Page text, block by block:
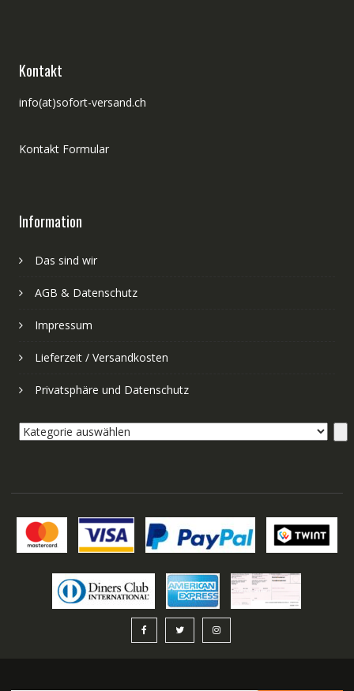
Kontakt
info(at)sofort-versand.ch
Kontakt Formular
Information
Das sind wir
AGB & Datenschutz
Impressum
Lieferzeit / Versandkosten
Privatsphäre und Datenschutz
Kategorie